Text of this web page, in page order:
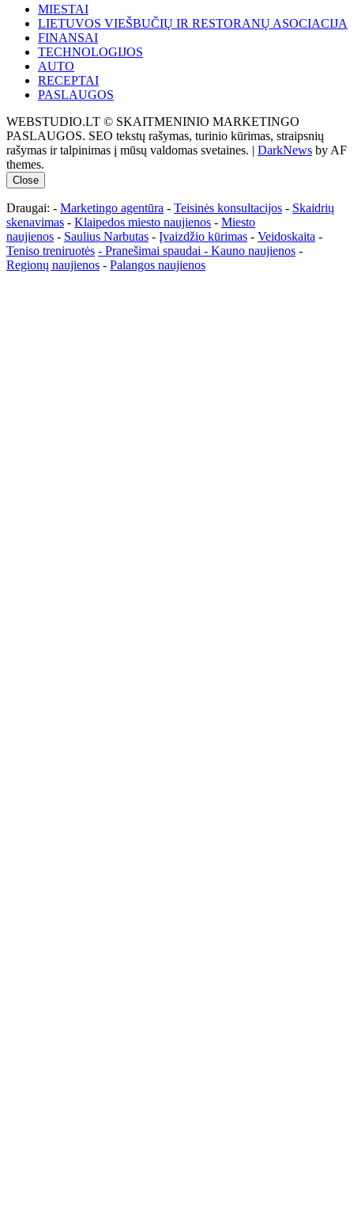
MIESTAI
LIETUVOS VIEŠBUČIŲ IR RESTORANŲ ASOCIACIJA
FINANSAI
TECHNOLOGIJOS
AUTO
RECEPTAI
PASLAUGOS
WEBSTUDIO.LT © SKAITMENINIO MARKETINGO
PASLAUGOS. SEO tekstų rašymas, turinio kūrimas, straipsnių
rašymas ir talpinimas į mūsų valdomas svetaines. | DarkNews by AF
themes.
Close
Draugai: - Marketingo agentūra - Teisinės konsultacijos - Skaidrių
skenavimas - Klaipedos miesto naujienos - Miesto
naujienos - Saulius Narbutas - Įvaizdžio kūrimas - Veidoskaita -
Teniso treniruotės - Pranešimai spaudai - Kauno naujienos -
Regionų naujienos - Palangos naujienos